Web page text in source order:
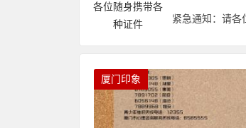
紧急通知：请各
厦门印象